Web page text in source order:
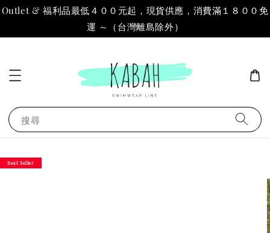
Outlet & 福利品最低４００元起，現貨供應，消費滿１８００免
運 ～（台灣離島除外）
搜尋
Best Seller